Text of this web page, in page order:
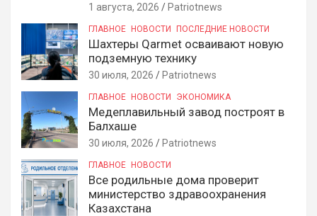
1 августа, 2026 Patriotnews
ГЛАВНОЕ НОВОСТИ ПОСЛЕДНИЕ НОВОСТИ
Шахтеры Qarmet осваивают новую
подземную технику
30 июля, 2026 Patriotnews
ГЛАВНОЕ НОВОСТИ ЭКОНОМИКА
Медеплавильный завод построят в
Балхаше
30 июля, 2026 Patriotnews
ГЛАВНОЕ НОВОСТИ
Все родильные дома проверит
министерство здравоохранения
Казахстана